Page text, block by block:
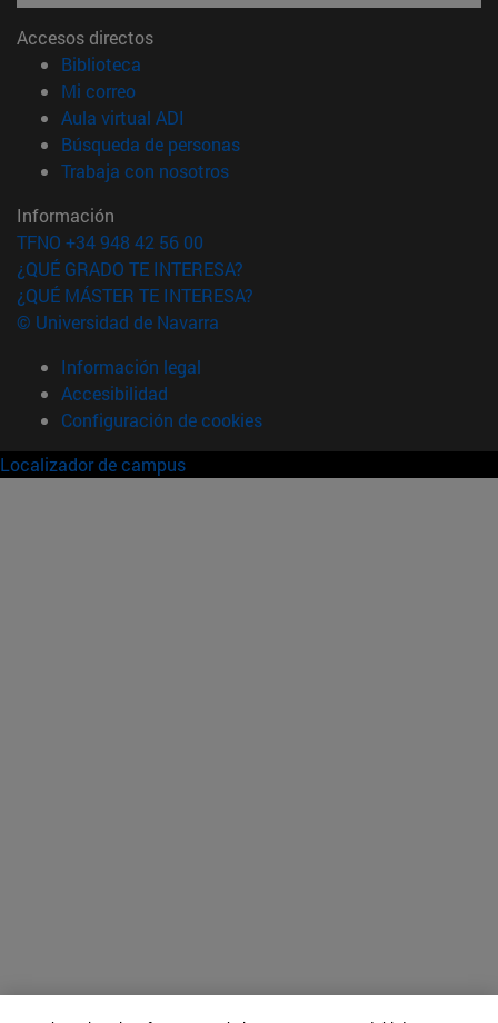
Accesos directos
Biblioteca
Mi correo(abre en nueva ventana)
Aula virtual ADI
Búsqueda de personas(abre en nueva ventana)
Trabaja con nosotros(abre en nueva ventana)
Información
TFNO +34 948 42 56 00
¿QUÉ GRADO TE INTERESA?
¿QUÉ MÁSTER TE INTERESA?
© Universidad de Navarra
Información legal
Accesibilidad
Configuración de cookies
Localizador de campus